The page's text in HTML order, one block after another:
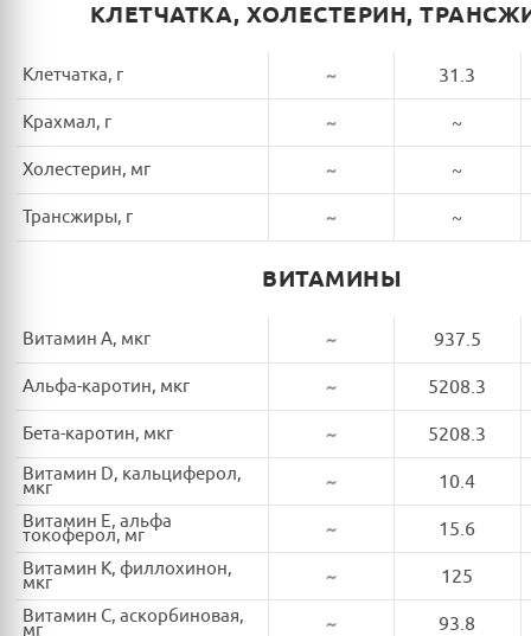
КЛЕТЧАТКА, ХОЛЕСТЕРИН,
Клетчатка, г ~ 31.3
Крахмал, г ~ ~
Холестерин, мг ~ ~
Трансжиры, г ~ ~
ВИТАМИНЫ
Витамин A, мкг ~ 937.5
Альфа-каротин, мкг ~ 5208.3
Бета-каротин, мкг ~ 5208.3
Витамин D, кальциферол,
мкг ~ 10.4
Витамин E, альфа
токоферол, мг ~ 15.6
Витамин K, филлохинон,
мкг ~ 125
Витамин C, аскорбиновая,
мг ~ 93.8